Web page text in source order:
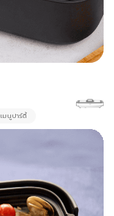
เมนูปาร์ตี้